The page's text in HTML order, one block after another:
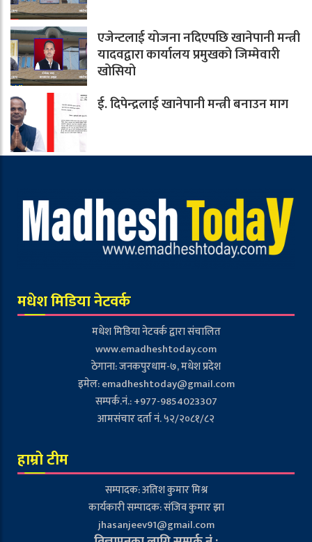
एजेन्टलाई योजना नदिएपछि खानेपानी मन्त्री
यादवद्वारा कार्यालय प्रमुखको जिम्मेवारी
खोसियो
ई. दिपेन्द्रलाई खानेपानी मन्त्री बनाउन माग
मधेश मिडिया नेटवर्क
मधेश मिडिया नेटवर्क द्वारा संचालित
www.emadheshtoday.com
ठेगाना: जनकपुरधाम-७, मधेश प्रदेश
इमेल:emadheshtoday@gmail.com
सम्पर्क.नं.: +977-9854023307
आमसंचार दर्ता नं. ५२/२०८१/८२
हाम्रो टीम
सम्पादक: अतिश कुमार मिश्र
कार्यकारी सम्पादक: संजिव कुमार झा
jhasanjeev91@gmail.com